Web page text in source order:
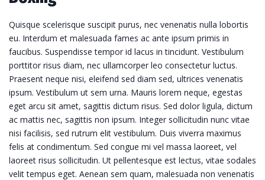
Quisque scelerisque suscipit purus, nec venenatis nulla lobortis
eu. Interdum et malesuada fames ac ante ipsum primis in
faucibus. Suspendisse tempor id lacus in tincidunt. Vestibulum
porttitor risus diam, nec ullamcorper leo consectetur luctus.
Praesent neque nisi, eleifend sed diam sed, ultrices venenatis
ipsum. Vestibulum ut sem urna. Mauris lorem neque, egestas
eget arcu sit amet, sagittis dictum risus. Sed dolor ligula, dictum
ac mattis nec, sagittis non ipsum. Integer sollicitudin nunc vitae
nisi facilisis, sed rutrum elit vestibulum. Duis viverra maximus
felis at condimentum. Sed congue mi vel massa laoreet, vel
laoreet risus sollicitudin. Ut pellentesque est lectus, vitae sodales
velit tempus eget. Aenean sem quam, malesuada non venenatis